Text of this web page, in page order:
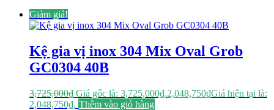
Giảm giá!
Kệ gia vị inox 304 Mix Oval Grob
GC0304 40B
3,725,000₫ Giá gốc là: 3,725,000₫.2,048,750₫Giá hiện tại là:
2,048,750₫. Thêm vào giỏ hàng